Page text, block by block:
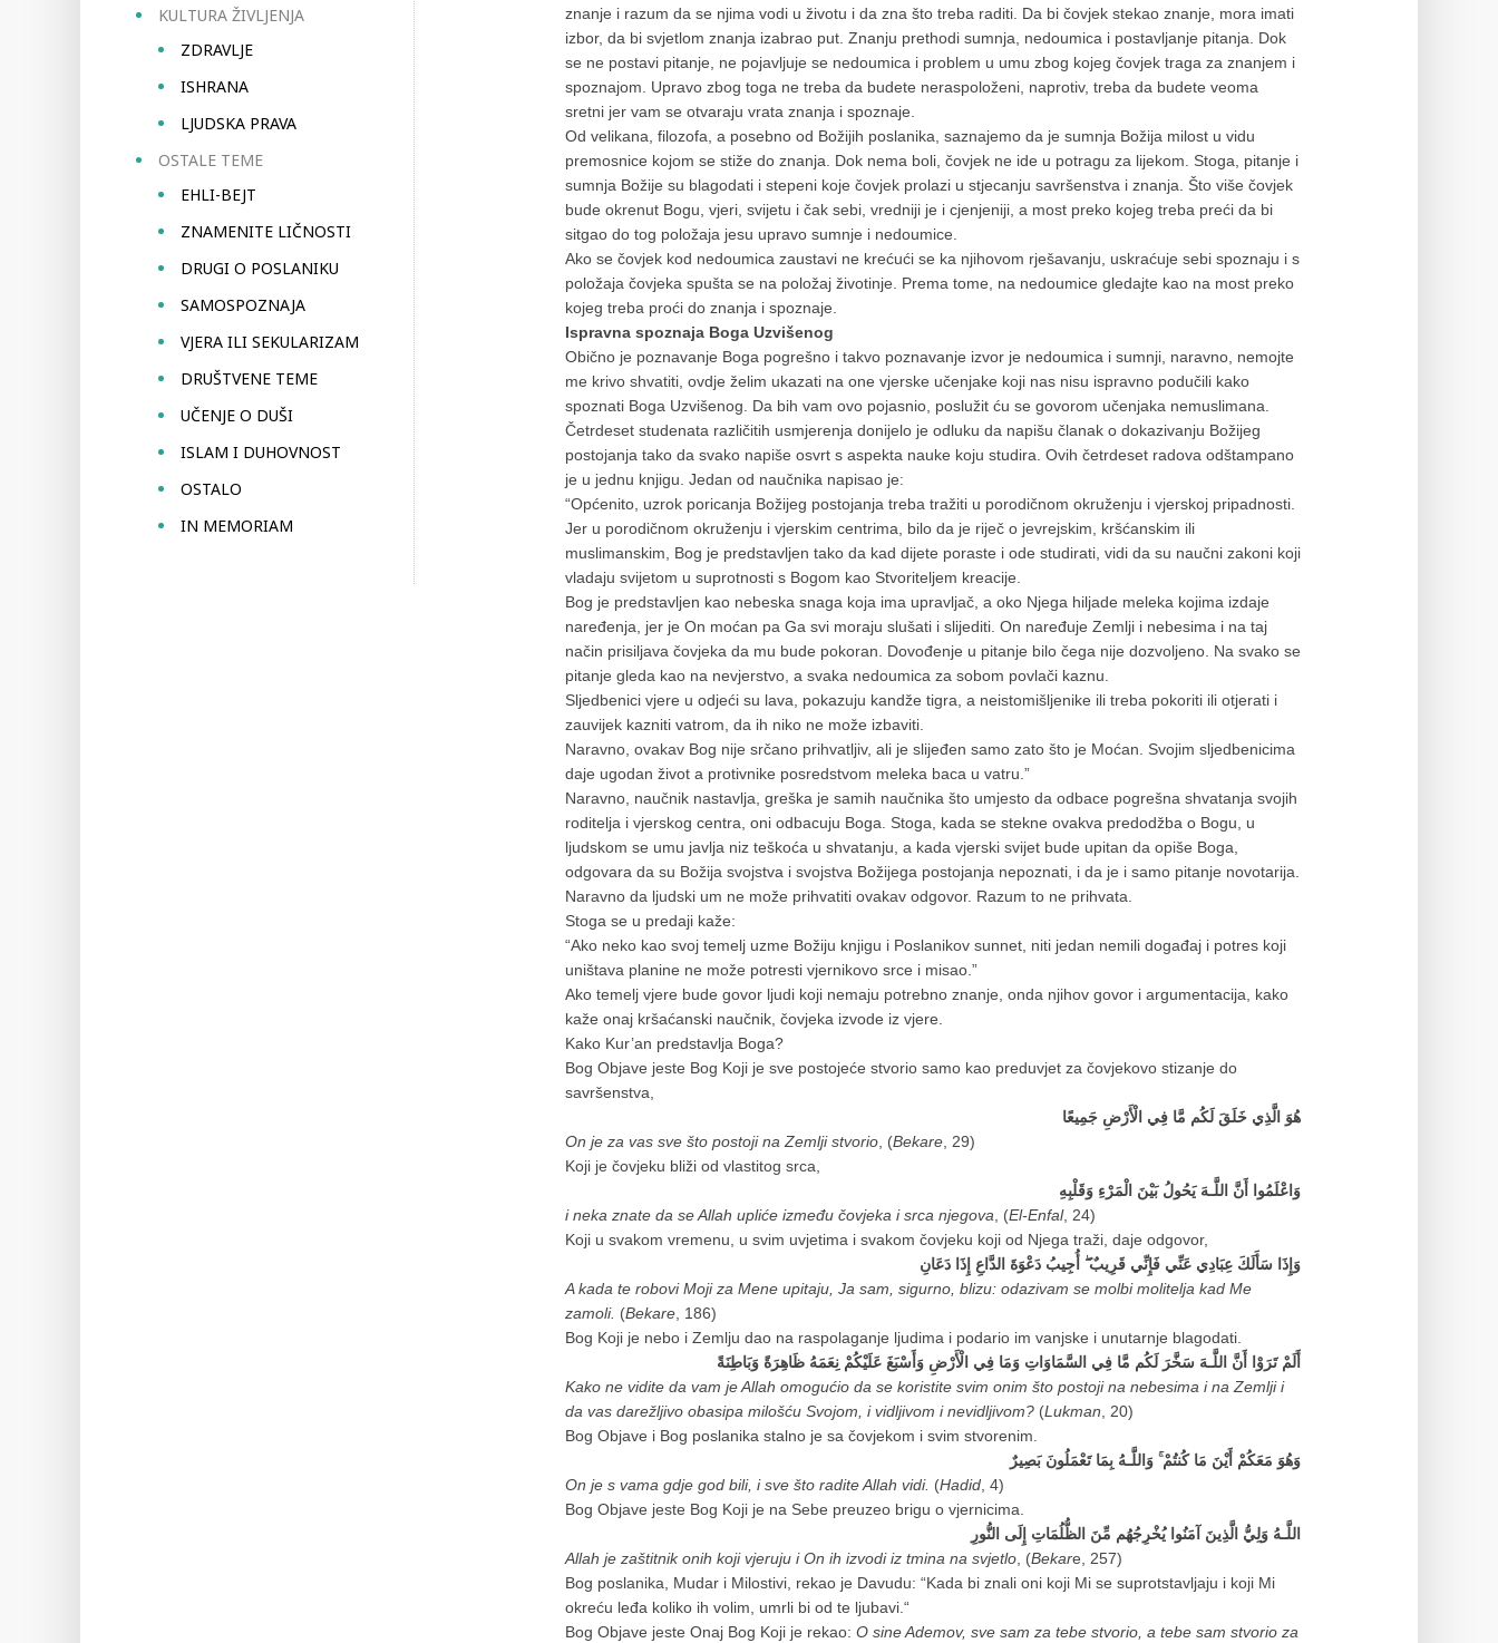
KULTURA ŽIVLJENJA
ZDRAVLJE
ISHRANA
LJUDSKA PRAVA
OSTALE TEME
EHLI-BEJT
ZNAMENITE LIČNOSTI
DRUGI O POSLANIKU
SAMOSPOZNAJA
VJERA ILI SEKULARIZAM
DRUŠTVENE TEME
UČENJE O DUŠI
ISLAM I DUHOVNOST
OSTALO
IN MEMORIAM
znanje i razum da se njima vodi u životu i da zna što treba raditi. Da bi čovjek stekao znanje, mora imati
izbor, da bi svjetlom znanja izabrao put. Znanju prethodi sumnja, nedoumica i postavljanje pitanja. Dok
se ne postavi pitanje, ne pojavljuje se nedoumica i problem u umu zbog kojeg čovjek traga za znanjem i
spoznajom. Upravo zbog toga ne treba da budete neraspoloženi, naprotiv, treba da budete veoma
sretni jer vam se otvaraju vrata znanja i spoznaje.
Od velikana, filozofa, a posebno od Božijih poslanika, saznajemo da je sumnja Božija milost u vidu
premosnice kojom se stiže do znanja. Dok nema boli, čovjek ne ide u potragu za lijekom. Stoga, pitanje i
sumnja Božije su blagodati i stepeni koje čovjek prolazi u stjecanju savršenstva i znanja. Što više čovjek
bude okrenut Bogu, vjeri, svijetu i čak sebi, vredniji je i cjenjeniji, a most preko kojeg treba preći da bi
sitgao do tog položaja jesu upravo sumnje i nedoumice.
Ako se čovjek kod nedoumica zaustavi ne krećući se ka njihovom rješavanju, uskraćuje sebi spoznaju i s
položaja čovjeka spušta se na položaj životinje. Prema tome, na nedoumice gledajte kao na most preko
kojeg treba proći do znanja i spoznaje.
Ispravna spoznaja Boga Uzvišenog
Obično je poznavanje Boga pogrešno i takvo poznavanje izvor je nedoumica i sumnji, naravno, nemojte
me krivo shvatiti, ovdje želim ukazati na one vjerske učenjake koji nas nisu ispravno podučili kako
spoznati Boga Uzvišenog. Da bih vam ovo pojasnio, poslužit ću se govorom učenjaka nemuslimana.
Četrdeset studenata različitih usmjerenja donijelo je odluku da napišu članak o dokazivanju Božijeg
postojanja tako da svako napiše osvrt s aspekta nauke koju studira. Ovih četrdeset radova odštampano
je u jednu knjigu. Jedan od naučnika napisao je:
“Općenito, uzrok poricanja Božijeg postojanja treba tražiti u porodičnom okruženju i vjerskoj pripadnosti.
Jer u porodičnom okruženju i vjerskim centrima, bilo da je riječ o jevrejskim, kršćanskim ili
muslimanskim, Bog je predstavljen tako da kad dijete poraste i ode studirati, vidi da su naučni zakoni koji
vladaju svijetom u suprotnosti s Bogom kao Stvoriteljem kreacije.
Bog je predstavljen kao nebeska snaga koja ima upravljač, a oko Njega hiljade meleka kojima izdaje
naređenja, jer je On moćan pa Ga svi moraju slušati i slijediti. On naređuje Zemlji i nebesima i na taj
način prisiljava čovjeka da mu bude pokoran. Dovođenje u pitanje bilo čega nije dozvoljeno. Na svako se
pitanje gleda kao na nevjerstvo, a svaka nedoumica za sobom povlači kaznu.
Sljedbenici vjere u odjeći su lava, pokazuju kandže tigra, a neistomišljenike ili treba pokoriti ili otjerati i
zauvijek kazniti vatrom, da ih niko ne može izbaviti.
Naravno, ovakav Bog nije srčano prihvatljiv, ali je slijeđen samo zato što je Moćan. Svojim sljedbenicima
daje ugodan život a protivnike posredstvom meleka baca u vatru.”
Naravno, naučnik nastavlja, greška je samih naučnika što umjesto da odbace pogrešna shvatanja svojih
roditelja i vjerskog centra, oni odbacuju Boga. Stoga, kada se stekne ovakva predodžba o Bogu, u
ljudskom se umu javlja niz teškoća u shvatanju, a kada vjerski svijet bude upitan da opiše Boga,
odgovara da su Božija svojstva i svojstva Božijega postojanja nepoznati, i da je i samo pitanje novotarija.
Naravno da ljudski um ne može prihvatiti ovakav odgovor. Razum to ne prihvata.
Stoga se u predaji kaže:
“Ako neko kao svoj temelj uzme Božiju knjigu i Poslanikov sunnet, niti jedan nemili događaj i potres koji
uništava planine ne može potresti vjernikovo srce i misao.”
Ako temelj vjere bude govor ljudi koji nemaju potrebno znanje, onda njihov govor i argumentacija, kako
kaže onaj kršaćanski naučnik, čovjeka izvode iz vjere.
Kako Kur’an predstavlja Boga?
Bog Objave jeste Bog Koji je sve postojeće stvorio samo kao preduvjet za čovjekovo stizanje do
savršenstva,
هُوَ الَّذِي خَلَقَ لَكُم مَّا فِي الْأَرْضِ جَمِيعًا
On je za vas sve što postoji na Zemlji stvorio, (Bekare, 29)
Koji je čovjeku bliži od vlastitog srca,
وَاعْلَمُوا أَنَّ اللَّـهَ يَحُولُ بَيْنَ الْمَرْءِ وَقَلْبِهِ
i neka znate da se Allah upliće između čovjeka i srca njegova, (El-Enfal, 24)
Koji u svakom vremenu, u svim uvjetima i svakom čovjeku koji od Njega traži, daje odgovor,
وَإِذَا سَأَلَكَ عِبَادِي عَنِّي فَإِنِّي قَرِيبٌ ۖ أُجِيبُ دَعْوَةَ الدَّاعِ إِذَا دَعَانِ
A kada te robovi Moji za Mene upitaju, Ja sam, sigurno, blizu: odazivam se molbi molitelja kad Me
zamoli. (Bekare, 186)
Bog Koji je nebo i Zemlju dao na raspolaganje ljudima i podario im vanjske i unutarnje blagodati.
أَلَمْ تَرَوْا أَنَّ اللَّـهَ سَخَّرَ لَكُم مَّا فِي السَّمَاوَاتِ وَمَا فِي الْأَرْضِ وَأَسْبَغَ عَلَيْكُمْ نِعَمَهُ ظَاهِرَةً وَبَاطِنَةً
Kako ne vidite da vam je Allah omogućio da se koristite svim onim što postoji na nebesima i na Zemlji i
da vas darežljivo obasipa milošću Svojom, i vidljivom i nevidljivom? (Lukman, 20)
Bog Objave i Bog poslanika stalno je sa čovjekom i svim stvorenim.
وَهُوَ مَعَكُمْ أَيْنَ مَا كُنتُمْ ۚ وَاللَّـهُ بِمَا تَعْمَلُونَ بَصِيرٌ
On je s vama gdje god bili, i sve što radite Allah vidi. (Hadid, 4)
Bog Objave jeste Bog Koji je na Sebe preuzeo brigu o vjernicima.
اللَّـهُ وَلِيُّ الَّذِينَ آمَنُوا يُخْرِجُهُم مِّنَ الظُّلُمَاتِ إِلَى النُّورِ
Allah je zaštitnik onih koji vjeruju i On ih izvodi iz tmina na svjetlo, (Bekare, 257)
Bog poslanika, Mudar i Milostivi, rekao je Davudu: “Kada bi znali oni koji Mi se suprotstavljaju i koji Mi
okreću leđa koliko ih volim, umrli bi od te ljubavi.“
Bog Objave jeste Onaj Bog Koji je rekao: O sine Ademov, sve sam za tebe stvorio, a tebe sam stvorio za